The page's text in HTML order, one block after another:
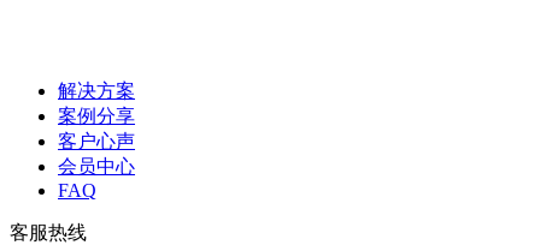
解决方案
案例分享
客户心声
会员中心
FAQ
客服热线